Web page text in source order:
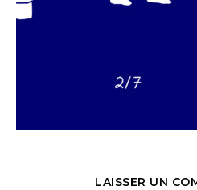
LAISSER UN